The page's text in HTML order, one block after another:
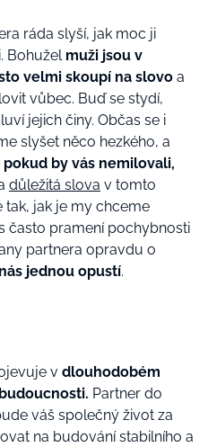
ráda slyší, jak moc ji
Bohužel muži jsou v
velmi skoupí na slovo a
vůbec. Buď se stydí,
jejich činy. Občas se i
slyšet něco hezkého, a
pokud by vás nemilovali,
důležitá slova v tomto
tak, jak je my chceme
často pramení pochybnosti
partnera opravdu o
jednou opustí.
v dlouhodobém
Partner do
váš společný život za
na budování stabilního a